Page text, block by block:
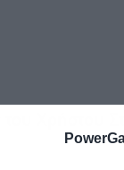
Χρήστου